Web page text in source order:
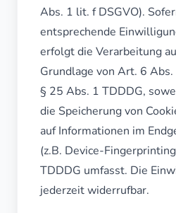
Abs. 1 lit. f DSGVO).
entsprechende
erfolgt die Verarbeitung
Grundlage von Art. 6
§ 25 Abs. 1 TDDDG,
die Speicherung von
auf Informationen im
(z.B. Device-
TDDDG umfasst. Die
jederzeit widerrufbar.